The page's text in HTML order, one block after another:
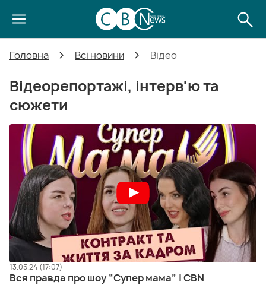
Головна Всі новини Відео
Відеорепортажі, інтерв'ю та
сюжети
13.05.24 (17:07)
Вся правда про шоу “Супер мама” | CBN